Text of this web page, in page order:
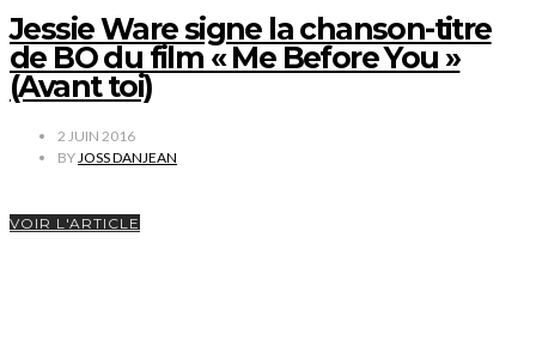
Jessie Ware signe la chanson-titre
de BO du film « Me Before You »
(Avant toi)
2 JUIN 2016
BY JOSS DANJEAN
VOIR L'ARTICLE